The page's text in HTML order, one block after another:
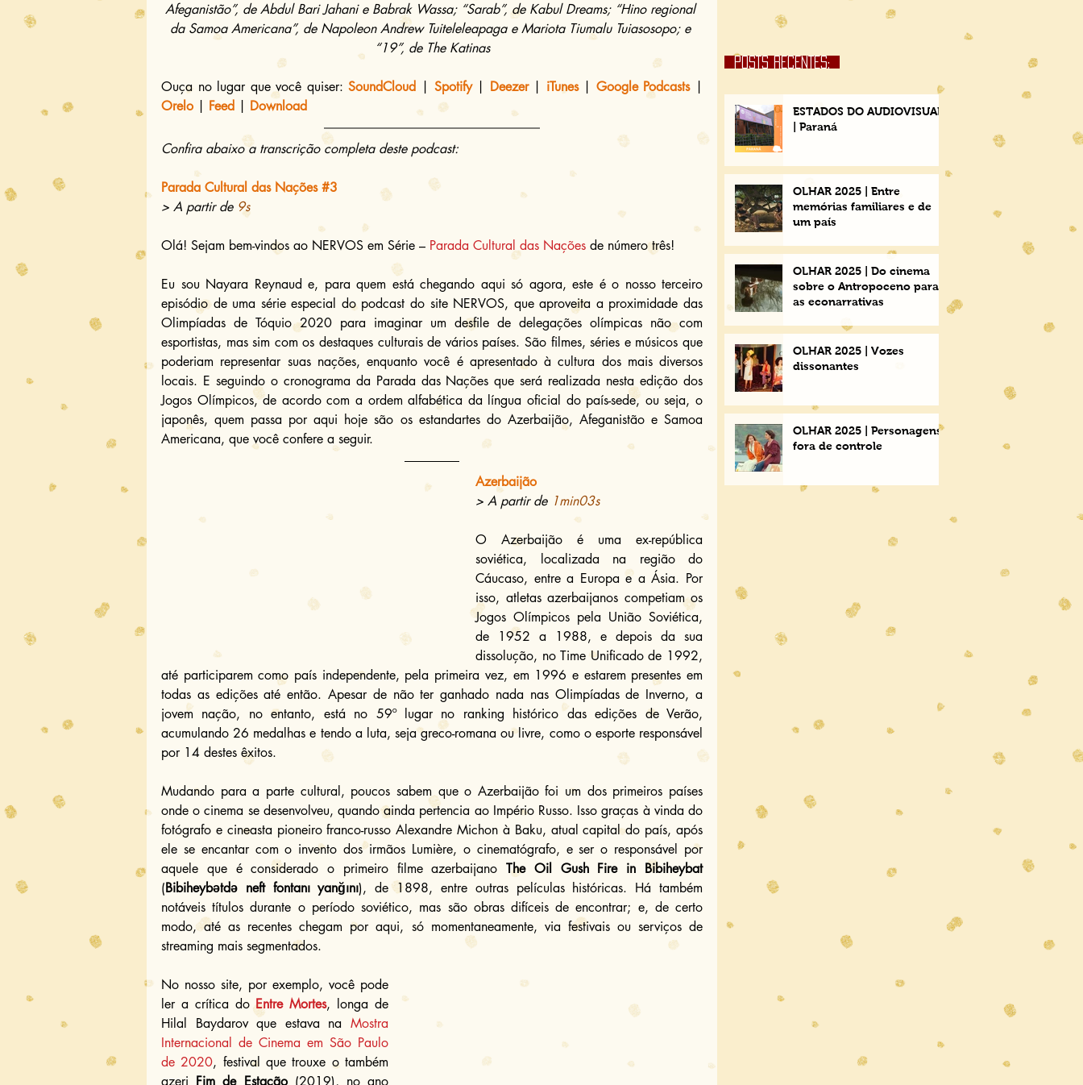
Afeganistão”, de Abdul Bari Jahani e Babrak Wassa; “Sarab”, de Kabul Dreams; “Hino regional
da Samoa Americana”, de Napoleon Andrew Tuiteleleapaga e Mariota Tiumalu Tuiasosopo; e
“19”, de The Katinas
Ouça no lugar que você quiser: SoundCloud Spotify | Deezer | iTunes | Google Podcasts
Orelo
Feed Download
Confira abaixo a transcrição completa deste podcast:
Parada Cultural das Nações #3
> A partir de 9s
Olá! Sejam bem-vindos ao NERVOS em Série – Parada Cultural das Nações de número três!
Eu sou Nayara Reynaud e, para quem está chegando aqui só agora, este é o nosso terceiro
episódio de uma série especial do podcast do site NERVOS, que aproveita a proximidade das
Olimpíadas de Tóquio 2020 para imaginar um desfile de delegações olímpicas não com
esportistas, mas sim com os destaques culturais de vários países. São filmes, séries e músicos que
poderiam representar suas nações, enquanto você é apresentado à cultura dos mais diversos
locais. E seguindo o cronograma da Parada das Nações que será realizada nesta edição dos
Jogos Olímpicos, de acordo com a ordem alfabética da língua oficial do país-sede, ou seja, o
japonês, quem passa por aqui hoje são os estandartes do Azerbaijão, Afeganistão e Samoa
Americana, que você confere a seguir.
Azerbaijão
> A partir de 1min03s
O Azerbaijão é uma ex-república
soviética, localizada na região do
Cáucaso, entre a Europa e a Ásia. Por
isso, atletas azerbaijanos competiam os
Jogos Olímpicos pela União Soviética,
de 1952 a 1988, e depois da sua
dissolução, no Time Unificado de 1992,
até participarem como país independente, pela primeira vez, em 1996 e estarem presentes em
todas as edições até então. Apesar de não ter ganhado nada nas Olimpíadas de Inverno, a
jovem nação, no entanto, está no 59º lugar no ranking histórico das edições de Verão,
acumulando 26 medalhas e tendo a luta, seja greco-romana ou livre, como o esporte responsável
por 14 destes êxitos.
Mudando para a parte cultural, poucos sabem que o Azerbaijão foi um dos primeiros países
onde o cinema se desenvolveu, quando ainda pertencia ao Império Russo. Isso graças à vinda do
fotógrafo e cineasta pioneiro franco-russo Alexandre Michon à Baku, atual capital do país, após
ele se encantar com o invento dos irmãos Lumière, o cinematógrafo, e ser o responsável por
aquele que é considerado o primeiro filme azerbaijano The Oil Gush Fire in Bibiheybat
(Bibiheybətdə neft fontanı yanğını), de 1898, entre outras películas históricas. Há também
notáveis títulos durante o período soviético, mas são obras difíceis de encontrar; e, de certo
modo, até as recentes chegam por aqui, só momentaneamente, via festivais ou serviços de
streaming mais segmentados.
No nosso site, por exemplo, você pode
ler a crítica do Entre Mortes, longa de
Hilal Baydarov que estava na Mostra
Internacional de Cinema em São Paulo
de 2020, festival que trouxe o também
POSTS RECENTES;
ESTADOS DO AUDIOVISUAL
| Paraná
OLHAR 2025 | Entre
memórias familiares e de
um país
OLHAR 2025 | Do cinema
sobre o Antropoceno para
as econarrativas
OLHAR 2025 | Vozes
dissonantes
OLHAR 2025 | Personagens
fora de controle